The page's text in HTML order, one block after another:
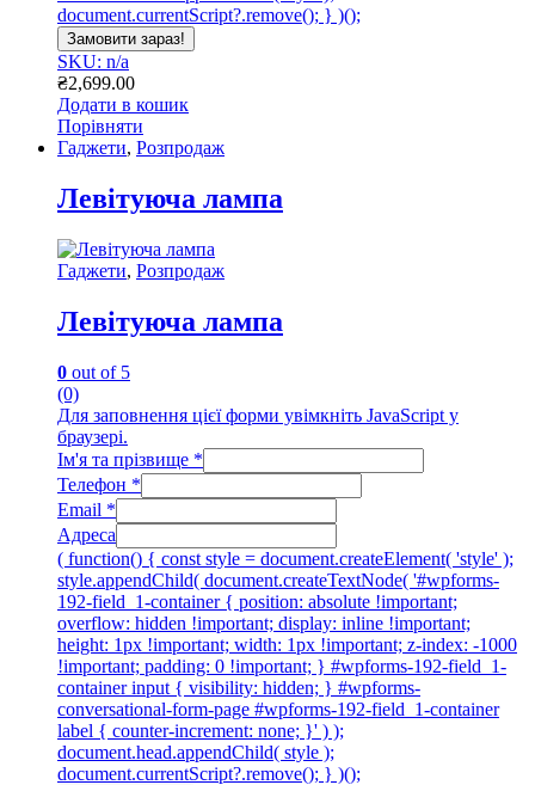
document.currentScript?.remove(); } )();
Замовити зараз!
SKU: n/a
₴2,699.00
Додати в кошик
Порівняти
Гаджети, Розпродаж
Левітуюча лампа
Гаджети, Розпродаж
Левітуюча лампа
0 out of 5
(0)
Для заповнення цієї форми увімкніть JavaScript у
браузері.
Ім'я та прізвище *
Телефон *
Email *
Адреса
( function() { const style = document.createElement( 'style' );
style.appendChild( document.createTextNode( '#wpforms-
192-field_1-container { position: absolute !important;
overflow: hidden !important; display: inline !important;
height: 1px !important; width: 1px !important; z-index: -1000
!important; padding: 0 !important; } #wpforms-192-field_1-
container input { visibility: hidden; } #wpforms-
conversational-form-page #wpforms-192-field_1-container
label { counter-increment: none; }' ) );
document.head.appendChild( style );
document.currentScript?.remove(); } )();